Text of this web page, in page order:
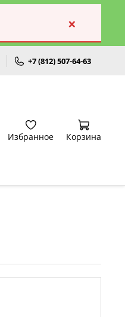
×
+7 (812) 507-64-63
Избранное Корзина